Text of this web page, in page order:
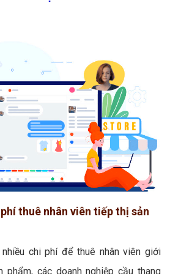
thuê nhân viên tiếp thị sản
chi phí để thuê nhân viên giới
phẩm, các doanh nghiệp cầu thang